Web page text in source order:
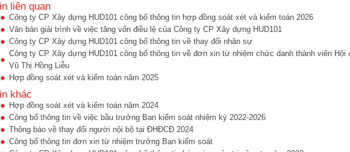
liên quan
Công ty CP Xây dựng HUD101 công bố thông tin hợp đồng soát xét và kiểm toán 2026
Văn bản giải trình về việc tăng vốn điều lệ của Công ty CP Xây dựng HUD101
Công ty CP Xây dựng HUD101 công bố thông tin về thay đổi nhân sự
Công ty CP Xây dựng HUD101 công bố thông tin về đơn xin từ nhiệm chức danh thành viên Hội
Vũ Thị Hồng Liễu
Hợp đồng soát xét và kiểm toán năm 2025
khác
Hợp đồng soát xét và kiểm toán năm 2024
Công bố thông tin về việc bầu trưởng Ban kiểm soát nhiệm kỳ 2022-2026
Thông báo về thay đổi người nội bộ tại ĐHĐCĐ 2024
Công bố thông tin đơn xin từ nhiệm trưởng Ban kiểm soát